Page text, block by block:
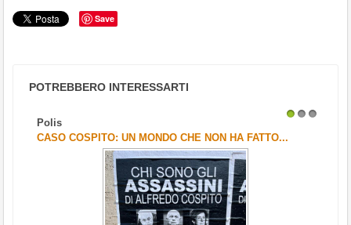
Save
POTREBBERO INTERESSARTI
Polis
CASO COSPITO: UN MONDO CHE NON HA FATTO...